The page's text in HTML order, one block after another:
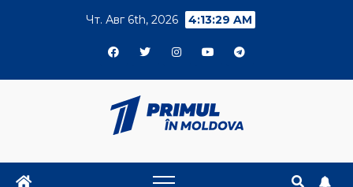
Чт. Авг 6th, 2026 4:13:29 AM